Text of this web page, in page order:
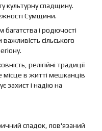
культурну спадщину.
Сумщини.
багатства і родючості
сільського
релігійні традиції
в житті мешканців
захист і надію на
спадок, пов'язаний